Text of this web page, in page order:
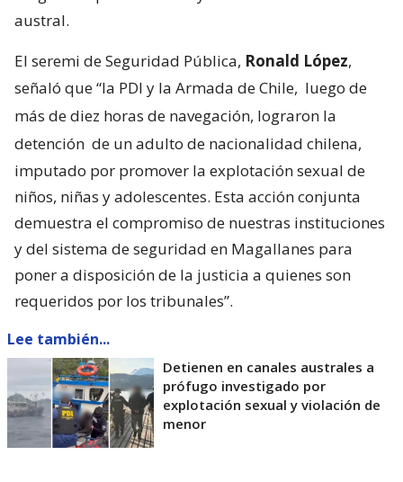
austral.
El seremi de Seguridad Pública, Ronald López,
señaló que “la PDI y la Armada de Chile, luego de
más de diez horas de navegación, lograron la
detención de un adulto de nacionalidad chilena,
imputado por promover la explotación sexual de
niños, niñas y adolescentes. Esta acción conjunta
demuestra el compromiso de nuestras instituciones
y del sistema de seguridad en Magallanes para
poner a disposición de la justicia a quienes son
requeridos por los tribunales”.
Lee también...
Detienen en canales australes a
prófugo investigado por
explotación sexual y violación de
menor